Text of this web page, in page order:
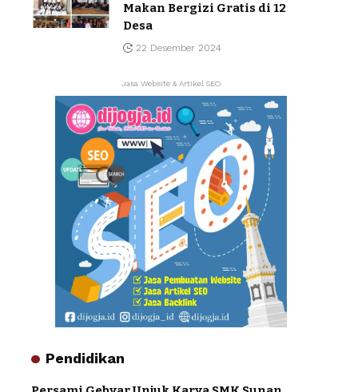
Makan Bergizi Gratis di 12
Desa
22 Desember 2024
Jasa Website & Artikel SEO
Pendidikan